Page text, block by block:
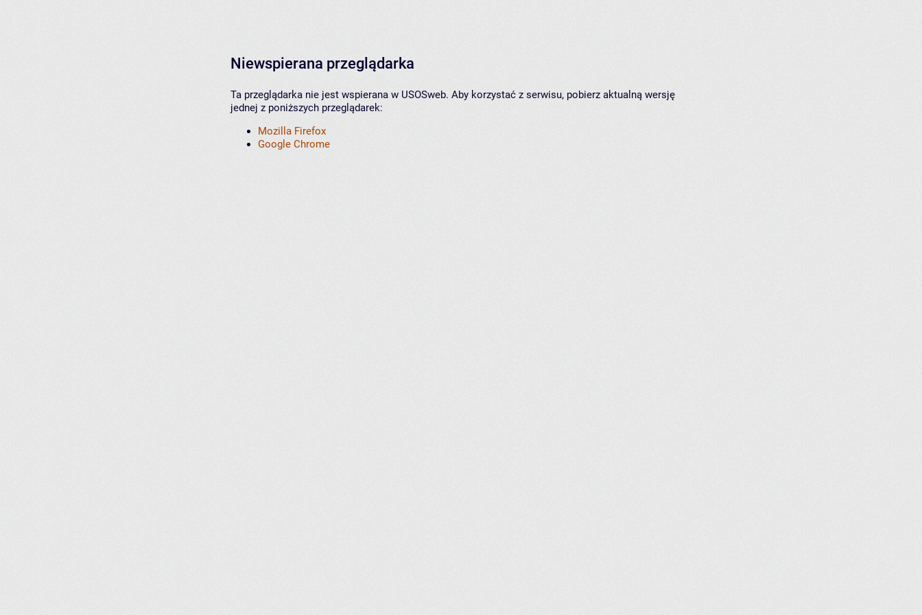
Niewspierana przeglądarka
Ta przeglądarka nie jest wspierana w USOSweb. Aby korzystać z serwisu, pobierz aktualną wersję
jednej z poniższych przeglądarek:
Mozilla Firefox
Google Chrome